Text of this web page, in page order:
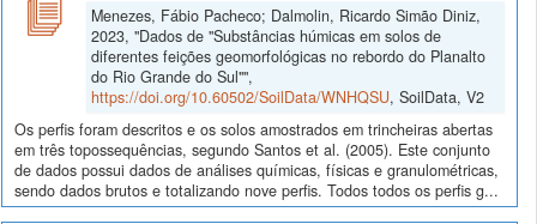
Menezes, Fábio Pacheco; Dalmolin, Ricardo Simão Diniz,
2023, "Dados de "Substâncias húmicas em solos de
diferentes feições geomorfológicas no rebordo do Planalto
do Rio Grande do Sul"",
https://doi.org/10.60502/SoilData/WNHQSU, SoilData, V2
Os perfis foram descritos e os solos amostrados em trincheiras abertas
em três topossequências, segundo Santos et al. (2005). Este conjunto
de dados possui dados de análises químicas, físicas e granulométricas,
sendo dados brutos e totalizando nove perfis. Todos todos os perfis g...